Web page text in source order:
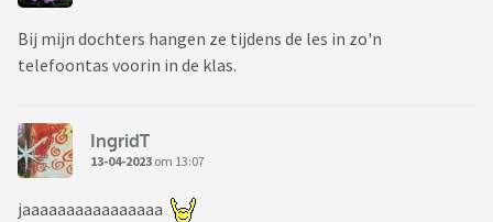
Bij mijn dochters hangen ze tijdens de les in zo'n
telefoontas voorin in de klas.
IngridT
13-04-2023 om 13:07
jaaaaaaaaaaaaaaaa